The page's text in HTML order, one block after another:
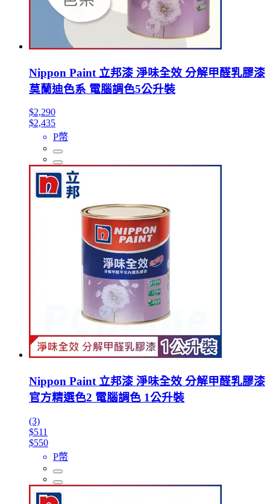
Nippon Paint 立邦漆 淨味全效 分解甲醛乳膠漆
莫蘭迪色系 電腦調色5公升裝
$2,290
$2,435
P幣
Nippon Paint 立邦漆 淨味全效 分解甲醛乳膠漆
官方精選色2 電腦調色 1公升裝
(3)
$511
$550
P幣